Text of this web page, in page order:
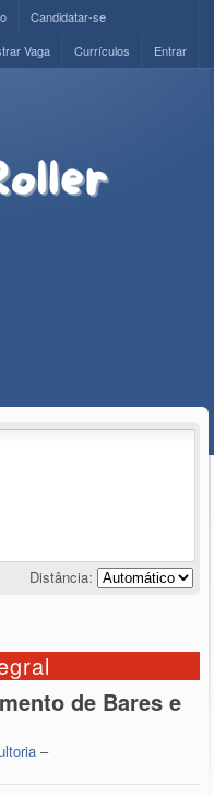
Candidatar-se
Entrar
Currículos
Vaga
Distância:
de Bares e
–